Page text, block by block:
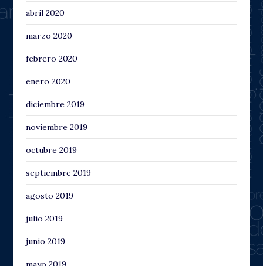
abril 2020
marzo 2020
febrero 2020
enero 2020
diciembre 2019
noviembre 2019
octubre 2019
septiembre 2019
agosto 2019
julio 2019
junio 2019